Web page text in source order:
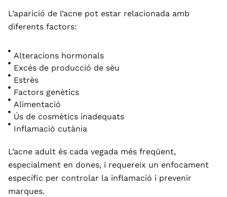
L’aparició de l’acne pot estar relacionada amb
diferents factors:
Alteracions hormonals
Excés de producció de sèu
Estrès
Factors genètics
Alimentació
Ús de cosmètics inadequats
Inflamació cutània
L’acne adult és cada vegada més freqüent,
especialment en dones, i requereix un enfocament
específic per controlar la inflamació i prevenir
marques.